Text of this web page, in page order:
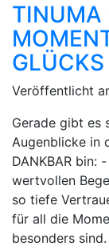
TINUMA
GLÜCKS
Veröffentlicht
Gerade gibt es
Augenblicke in
DANKBAR bin:
wertvollen
so tiefe
für all die
besonders sind.